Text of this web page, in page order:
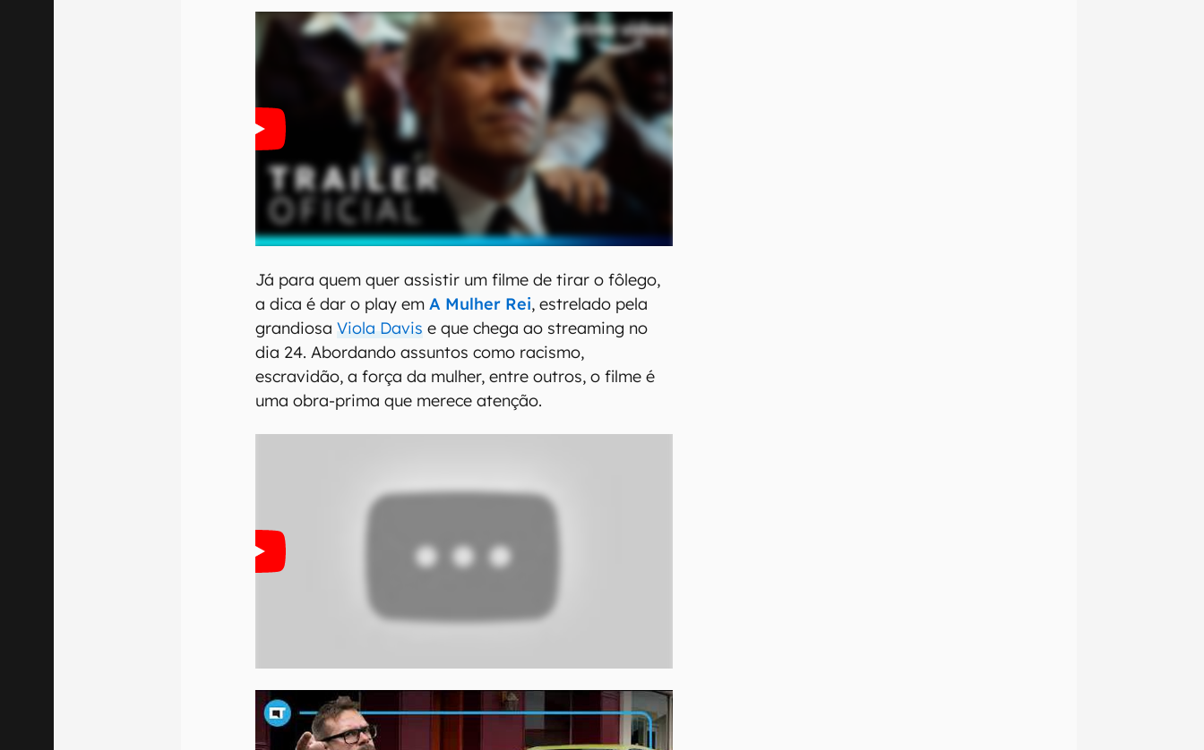
Já para quem quer assistir um filme de tirar o fôlego,
a dica é dar o play emA Mulher Rei, estrelado pela
grandiosaViola Davis e que chega ao streaming no
dia 24. Abordando assuntos como racismo,
escravidão, a força da mulher, entre outros, o filme é
uma obra-prima que merece atenção.